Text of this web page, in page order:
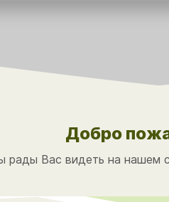
Добро
рады Вас видеть на нашем